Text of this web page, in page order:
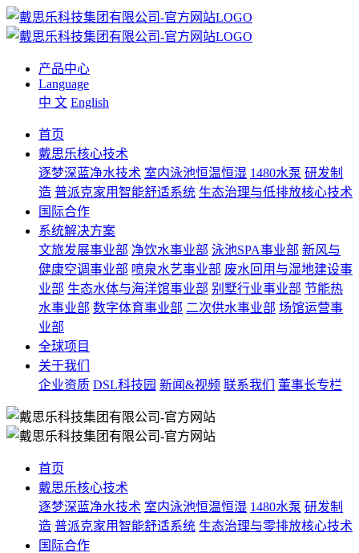
产品中心
Language
中 文 English
首页
戴思乐核心技术
逐梦深蓝净水技术 室内泳池恒温恒湿 1480水泵 研发制
造 普派克家用智能舒适系统 生态治理与低排放核心技术
国际合作
系统解决方案
文旅发展事业部 净饮水事业部 泳池SPA事业部 新风与
健康空调事业部 喷泉水艺事业部 废水回用与湿地建设事
业部 生态水体与海洋馆事业部 别墅行业事业部 节能热
水事业部 数字体育事业部 二次供水事业部 场馆运营事
业部
全球项目
关于我们
企业资质 DSL科技园 新闻&视频 联系我们 董事长专栏
首页
戴思乐核心技术
逐梦深蓝净水技术 室内泳池恒温恒湿 1480水泵 研发制
造 普派克家用智能舒适系统 生态治理与零排放核心技术
国际合作